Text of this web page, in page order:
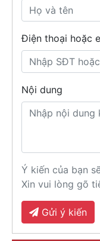
Điện thoại hoặc
Nội dung
Ý kiến của bạn
Xin vui lòng gõ
Gửi ý kiến